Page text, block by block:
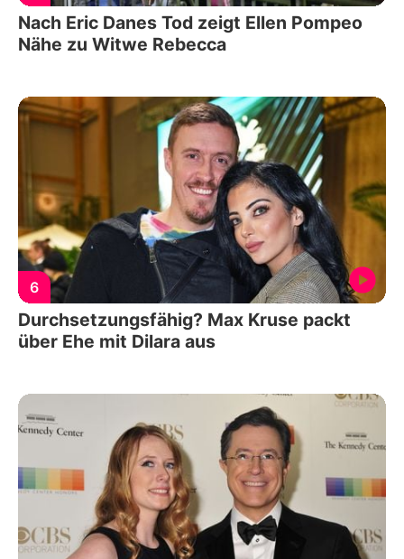
Nach Eric Danes Tod zeigt Ellen Pompeo
Nähe zu Witwe Rebecca
6
Durchsetzungsfähig? Max Kruse packt
über Ehe mit Dilara aus